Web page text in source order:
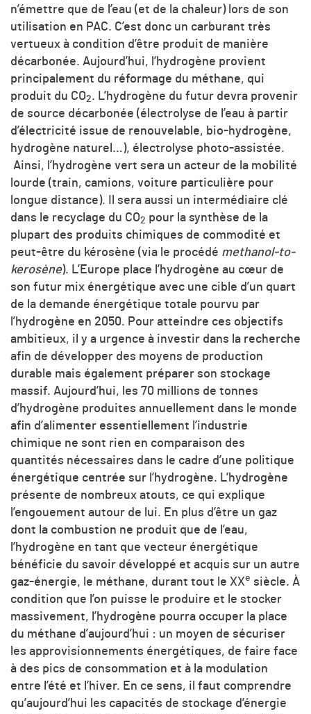
n’émettre que de l’eau (et de la chaleur) lors de son
utilisation en PAC. C’est donc un carburant très
vertueux à condition d’être produit de manière
décarbonée. Aujourd’hui, l’hydrogène provient
principalement du réformage du méthane, qui
produit du CO2. L’hydrogène du futur devra provenir
de source décarbonée (électrolyse de l’eau à partir
d’électricité issue de renouvelable, bio-hydrogène,
hydrogène naturel…), électrolyse photo-assistée.
Ainsi, l’hydrogène vert sera un acteur de la mobilité
lourde (train, camions, voiture particulière pour
longue distance). Il sera aussi un intermédiaire clé
dans le recyclage du CO2 pour la synthèse de la
plupart des produits chimiques de commodité et
peut-être du kérosène (via le procédé methanol-to-
kerosène). L’Europe place l’hydrogène au cœur de
son futur mix énergétique avec une cible d’un quart
de la demande énergétique totale pourvu par
l’hydrogène en 2050. Pour atteindre ces objectifs
ambitieux, il y a urgence à investir dans la recherche
afin de développer des moyens de production
durable mais également préparer son stockage
massif. Aujourd’hui, les 70 millions de tonnes
d’hydrogène produites annuellement dans le monde
afin d’alimenter essentiellement l’industrie
chimique ne sont rien en comparaison des
quantités nécessaires dans le cadre d’une politique
énergétique centrée sur l’hydrogène. L’hydrogène
présente de nombreux atouts, ce qui explique
l’engouement autour de lui. En plus d’être un gaz
dont la combustion ne produit que de l’eau,
l’hydrogène en tant que vecteur énergétique
bénéficie du savoir développé et acquis sur un autre
gaz-énergie, le méthane, durant tout le XXe siècle. À
condition que l’on puisse le produire et le stocker
massivement, l’hydrogène pourra occuper la place
du méthane d’aujourd’hui : un moyen de sécuriser
les approvisionnements énergétiques, de faire face
à des pics de consommation et à la modulation
entre l’été et l’hiver. En ce sens, il faut comprendre
qu’aujourd’hui les capacités de stockage d’énergie